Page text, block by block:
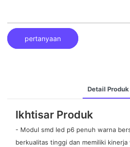
pertanyaan
Detail Produk
Ikhtisar Produk
- Modul smd led p6 penuh warna
berkualitas tinggi dan memiliki kinerja